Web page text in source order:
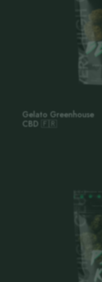
Gelato Greenhouse
CBD 🇫🇷